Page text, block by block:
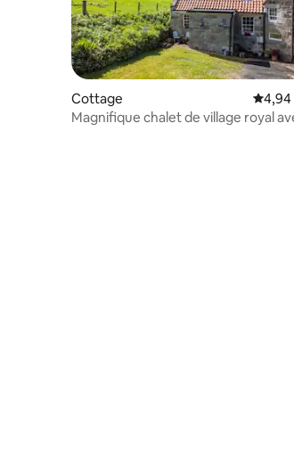
Cottage
4,94
Magnifique chalet de village royal